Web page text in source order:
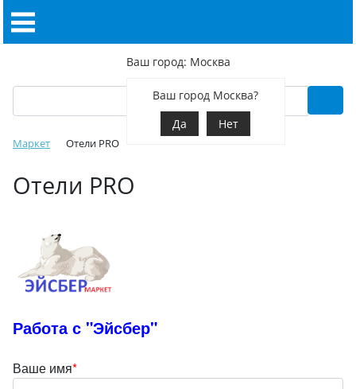
Ваш город: Москва
Ваш город Москва?
Да
Нет
Маркет Отели PRO
Отели PRO
Работа с "Эйсбер"
Ваше имя*